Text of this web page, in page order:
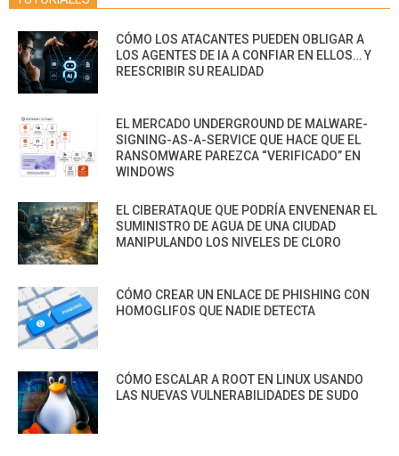
CÓMO LOS ATACANTES PUEDEN OBLIGAR A
LOS AGENTES DE IA A CONFIAR EN ELLOS… Y
REESCRIBIR SU REALIDAD
EL MERCADO UNDERGROUND DE MALWARE-
SIGNING-AS-A-SERVICE QUE HACE QUE EL
RANSOMWARE PAREZCA “VERIFICADO” EN
WINDOWS
EL CIBERATAQUE QUE PODRÍA ENVENENAR EL
SUMINISTRO DE AGUA DE UNA CIUDAD
MANIPULANDO LOS NIVELES DE CLORO
CÓMO CREAR UN ENLACE DE PHISHING CON
HOMOGLIFOS QUE NADIE DETECTA
CÓMO ESCALAR A ROOT EN LINUX USANDO
LAS NUEVAS VULNERABILIDADES DE SUDO